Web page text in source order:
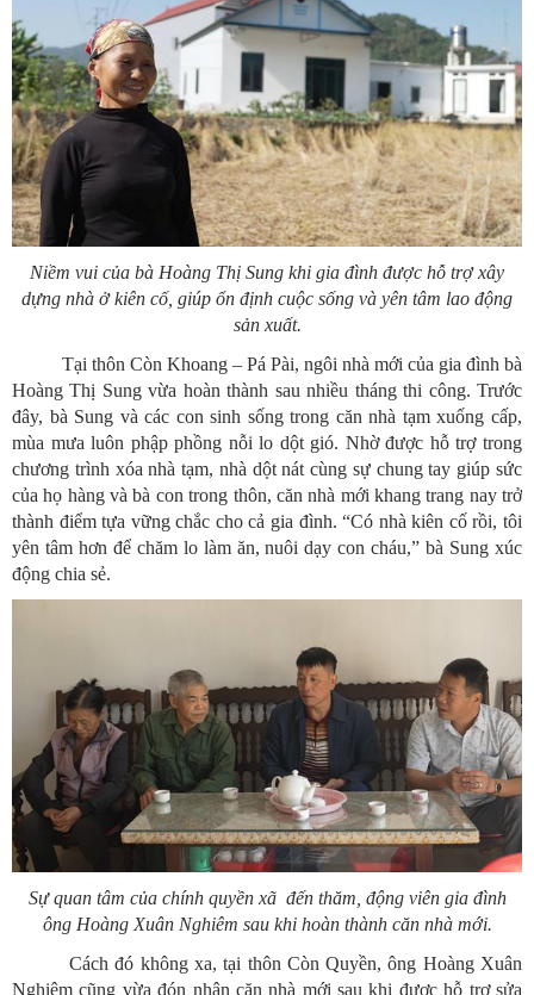
Niềm vui của bà Hoàng Thị Sung khi gia đình được hỗ trợ xây
dựng nhà ở kiên cố, giúp ổn định cuộc sống và yên tâm lao động
sản xuất.
Tại thôn Còn Khoang – Pá Pài, ngôi nhà mới của gia đình bà
Hoàng Thị Sung vừa hoàn thành sau nhiều tháng thi công. Trước
đây, bà Sung và các con sinh sống trong căn nhà tạm xuống cấp,
mùa mưa luôn phập phồng nỗi lo dột gió. Nhờ được hỗ trợ trong
chương trình xóa nhà tạm, nhà dột nát cùng sự chung tay giúp sức
của họ hàng và bà con trong thôn, căn nhà mới khang trang nay trở
thành điểm tựa vững chắc cho cả gia đình. “Có nhà kiên cố rồi, tôi
yên tâm hơn để chăm lo làm ăn, nuôi dạy con cháu,” bà Sung xúc
động chia sẻ.
Sự quan tâm của chính quyền xã đến thăm, động viên gia đình
ông Hoàng Xuân Nghiêm sau khi hoàn thành căn nhà mới.
Cách đó không xa, tại thôn Còn Quyền, ông Hoàng Xuân
Nghiêm cũng vừa đón nhận căn nhà mới sau khi được hỗ trợ sửa